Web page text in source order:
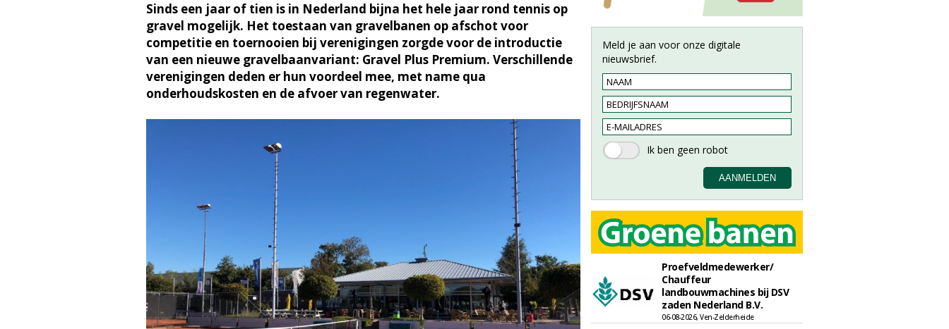
Sinds een jaar of tien is in Nederland bijna het hele jaar rond tennis op
gravel mogelijk. Het toestaan van gravelbanen op afschot voor
competitie en toernooien bij verenigingen zorgde voor de introductie
van een nieuwe gravelbaanvariant: Gravel Plus Premium. Verschillende
verenigingen deden er hun voordeel mee, met name qua
onderhoudskosten en de afvoer van regenwater.
Meld je aan voor onze digitale
nieuwsbrief.
Proefveldmedewerker/
Chauffeur
landbouwmachines bij DSV
zaden Nederland B.V.
06-08-2026, Ven-Zelderheide